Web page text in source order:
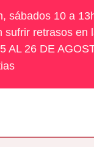
sábados 10 a
retrasos en
AL 26 DE